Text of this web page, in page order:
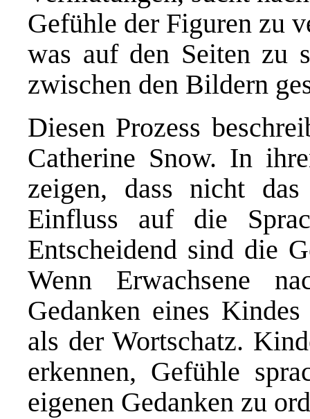
Gefühle der Figuren zu
was auf den Seiten zu
zwischen den Bildern
Diesen Prozess
Catherine Snow. In
zeigen, dass nicht
Einfluss auf die
Entscheidend sind die
Wenn Erwachsene
Gedanken eines
als der Wortschatz.
erkennen, Gefühle
eigenen Gedanken zu